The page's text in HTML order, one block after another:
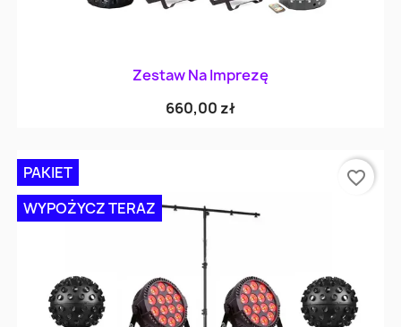
Zestaw Na Imprezę
660,00 zł
PAKIET
WYPOŻYCZ TERAZ
favorite_border